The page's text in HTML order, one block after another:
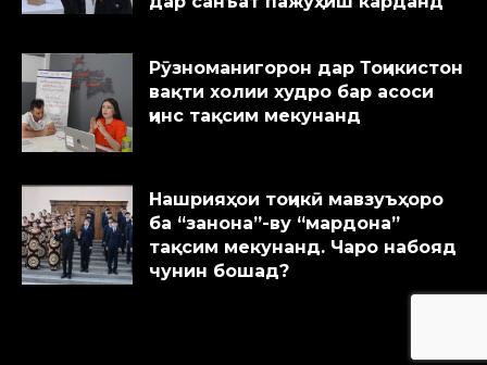
Рӯзноманигорон дар Тоҷикистон
вақти холии худро бар асоси
ҷинс тақсим мекунанд
Нашрияҳои тоҷикӣ мавзуъҳоро
ба “занона”-ву “мардона”
тақсим мекунанд. Чаро набояд
чунин бошад?